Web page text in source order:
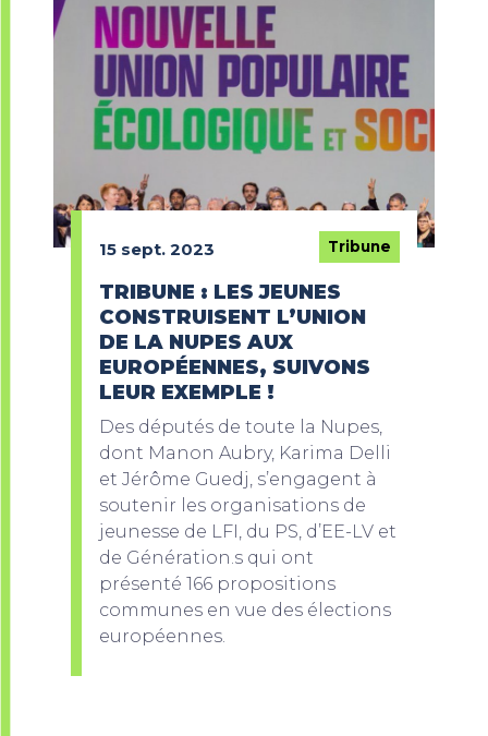
15 sept. 2023 Tribune
TRIBUNE : LES JEUNES
CONSTRUISENT L’UNION
DE LA NUPES AUX
EUROPÉENNES, SUIVONS
LEUR EXEMPLE !
Des députés de toute la Nupes,
dont Manon Aubry, Karima Delli
et Jérôme Guedj, s’engagent à
soutenir les organisations de
jeunesse de LFI, du PS, d’EE-LV et
de Génération.s qui ont
présenté 166 propositions
communes en vue des élections
européennes.